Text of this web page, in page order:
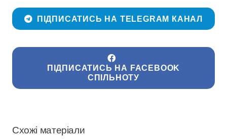
ПІДПИСАТИСЬ НА TELEGRAM КАНАЛ
ПІДПИСАТИСЬ НА FACEBOOK
СПІЛЬНОТУ
Схожі матеріали